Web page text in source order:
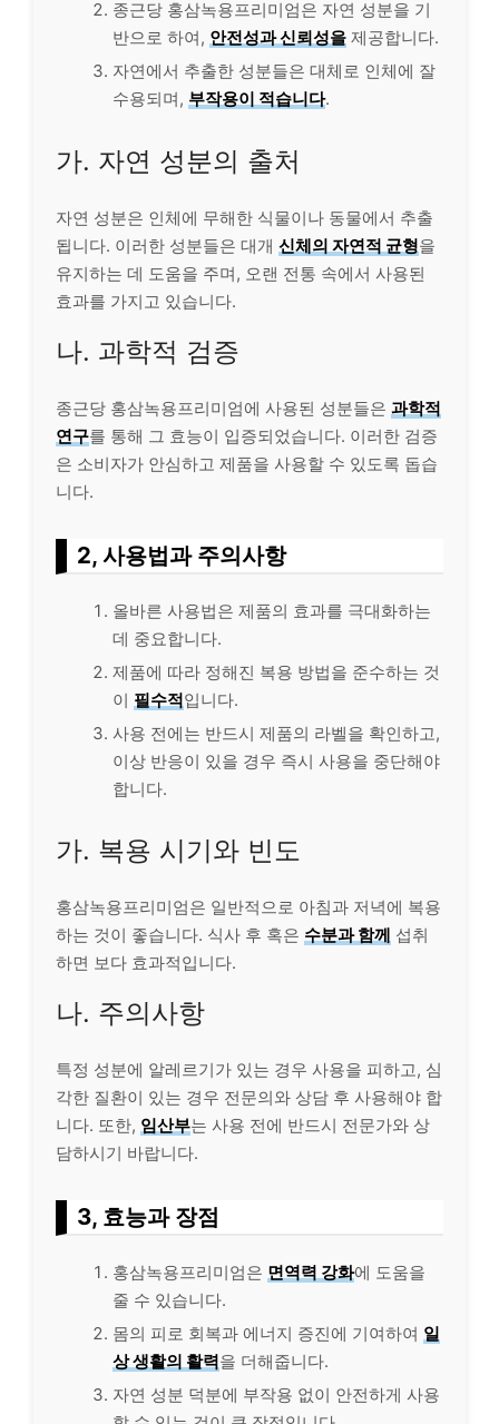
종근당 홍삼녹용프리미엄은 자연 성분을 기
반으로 하여, 안전성과 신뢰성을 제공합니다.
자연에서 추출한 성분들은 대체로 인체에 잘
수용되며, 부작용이 적습니다.
가. 자연 성분의 출처
자연 성분은 인체에 무해한 식물이나 동물에서 추출
됩니다. 이러한 성분들은 대개 신체의 자연적 균형을
유지하는 데 도움을 주며, 오랜 전통 속에서 사용된
효과를 가지고 있습니다.
나. 과학적 검증
종근당 홍삼녹용프리미엄에 사용된 성분들은 과학적
연구를 통해 그 효능이 입증되었습니다. 이러한 검증
은 소비자가 안심하고 제품을 사용할 수 있도록 돕습
니다.
2, 사용법과 주의사항
올바른 사용법은 제품의 효과를 극대화하는
데 중요합니다.
제품에 따라 정해진 복용 방법을 준수하는 것
이 필수적입니다.
사용 전에는 반드시 제품의 라벨을 확인하고,
이상 반응이 있을 경우 즉시 사용을 중단해야
합니다.
가. 복용 시기와 빈도
홍삼녹용프리미엄은 일반적으로 아침과 저녁에 복용
하는 것이 좋습니다. 식사 후 혹은 수분과 함께 섭취
하면 보다 효과적입니다.
나. 주의사항
특정 성분에 알레르기가 있는 경우 사용을 피하고, 심
각한 질환이 있는 경우 전문의와 상담 후 사용해야 합
니다. 또한, 임산부는 사용 전에 반드시 전문가와 상
담하시기 바랍니다.
3, 효능과 장점
홍삼녹용프리미엄은 면역력 강화에 도움을
줄 수 있습니다.
몸의 피로 회복과 에너지 증진에 기여하여 일
상 생활의 활력을 더해줍니다.
자연 성분 덕분에 부작용 없이 안전하게 사용